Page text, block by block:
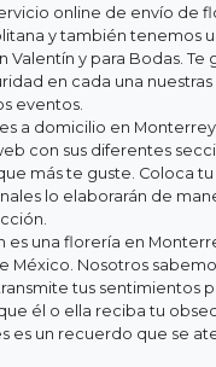
online de envío de
y también tenemos
Valentín y para Bodas. Te
en cada una
eventos.
a domicilio en
con sus diferentes
más te guste. Coloca
lo elaborarán de
es una florería en
México. Nosotros
tus sentimientos
él o ella reciba tu
es un recuerdo que se